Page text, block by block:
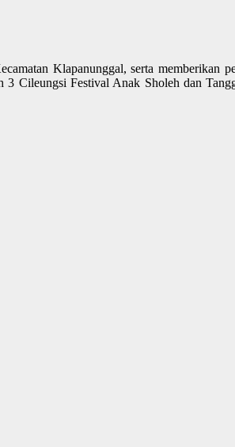
Klapanunggal, serta memberikan
3 Cileungsi Festival Anak Sholeh dan